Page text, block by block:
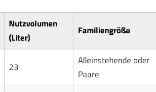
Nutzvolumen
(Liter)
Familiengröße
23
Alleinstehende oder
Paare